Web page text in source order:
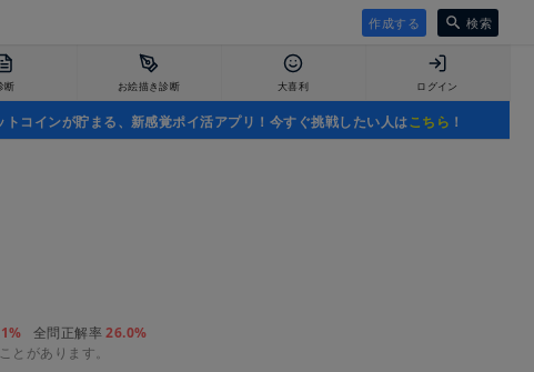
作成する 検索
断 お絵描き診断 大喜利 ログイン
コインが貯まる、新感覚ポイ活アプリ！今すぐ挑戦したい人はこちら ！
全問正解率26.0%
とがあります。